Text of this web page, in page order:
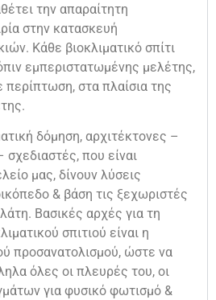
την απαραίτητη
στην κατασκευή
Κάθε βιοκλιματικό σπίτι
εμπεριστατωμένης μελέτης,
στα πλαίσια της
δόμηση, αρχιτέκτονες –
σχεδιαστές, που είναι
μας, δίνουν λύσεις
& βάση τις ξεχωριστές
Βασικές αρχές για τη
σπιτιού είναι η
προσανατολισμού, ώστε να
όλες οι πλευρές του, οι
για φυσικό φωτισμό &